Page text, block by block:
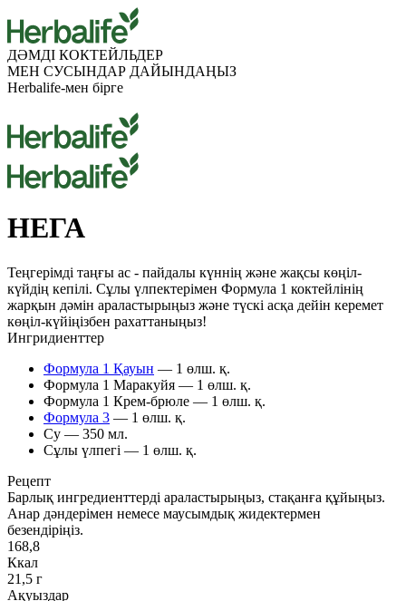
ДӘМДІ КОКТЕЙЛЬДЕР
МЕН СУСЫНДАР ДАЙЫНДАҢЫЗ
Herbalife-мен бірге
НЕГА
Теңгерімді таңғы ас - пайдалы күннің және жақсы көңіл-
күйдің кепілі. Сұлы үлпектерімен Формула 1 коктейлінің
жарқын дәмін араластырыңыз және түскі асқа дейін керемет
көңіл-күйіңізбен рахаттаныңыз!
Ингридиенттер
Формула 1 Қауын — 1 өлш. қ.
Формула 1 Маракуйя — 1 өлш. қ.
Формула 1 Крем-брюле — 1 өлш. қ.
Формула 3 — 1 өлш. қ.
Су — 350 мл.
Сұлы үлпегі — 1 өлш. қ.
Рецепт
Барлық ингредиенттерді араластырыңыз, стақанға құйыңыз.
Анар дәндерімен немесе маусымдық жидектермен
безендіріңіз.
168,8
Ккал
21,5 г
Ақуыздар